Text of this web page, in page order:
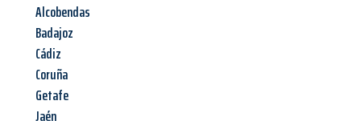
Alcobendas
Badajoz
Cádiz
Coruña
Getafe
Jaén